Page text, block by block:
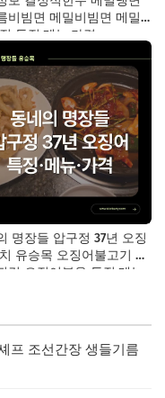
비빔면 메밀비빔면 메밀
특징·메뉴·가격
명장들 압구정 37년 오징
유승목 오징어불고기 오
김 오징어볶음 특징·메뉴·
프 조선간장 생들기름